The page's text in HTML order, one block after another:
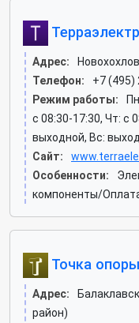
Адрес:
Телефон:
+7 (495)
Режим работы:
c 08:30-17:30, Чт: c
выходной, Вс:
Сайт:
Особенности:
компоненты/
Точка
Адрес:
район)